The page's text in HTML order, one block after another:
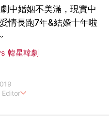
中婚姻不美滿，現實中
情長跑7年&結婚十年啦
韓星韓劇
Editor